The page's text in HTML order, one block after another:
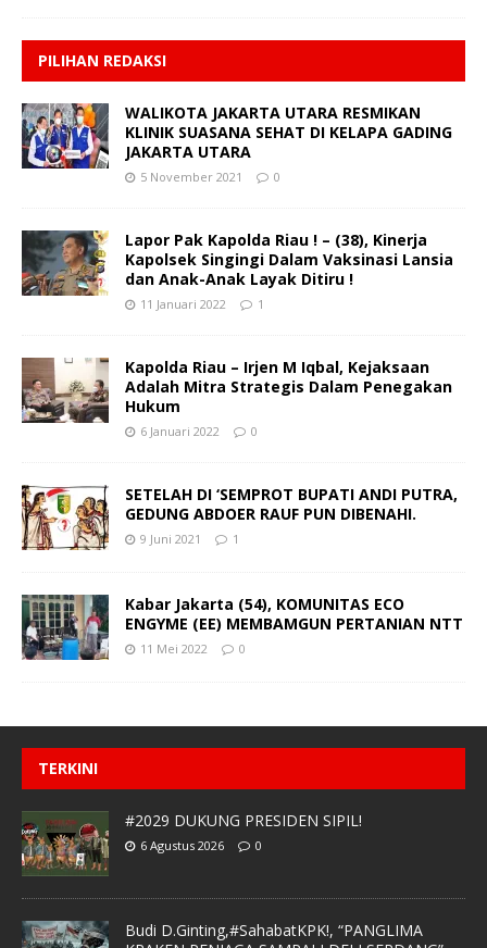
PILIHAN REDAKSI
WALIKOTA JAKARTA UTARA RESMIKAN
KLINIK SUASANA SEHAT DI KELAPA GADING
JAKARTA UTARA
5 November 2021 0
Lapor Pak Kapolda Riau ! – (38), Kinerja
Kapolsek Singingi Dalam Vaksinasi Lansia
dan Anak-Anak Layak Ditiru !
11 Januari 2022 1
Kapolda Riau – Irjen M Iqbal, Kejaksaan
Adalah Mitra Strategis Dalam Penegakan
Hukum
6 Januari 2022 0
SETELAH DI ‘SEMPROT BUPATI ANDI PUTRA,
GEDUNG ABDOER RAUF PUN DIBENAHI.
9 Juni 2021 1
Kabar Jakarta (54), KOMUNITAS ECO
ENGYME (EE) MEMBAMGUN PERTANIAN NTT
11 Mei 2022 0
TERKINI
#2029 DUKUNG PRESIDEN SIPIL!
6 Agustus 2026 0
Budi D.Ginting,#SahabatKPK!, “PANGLIMA